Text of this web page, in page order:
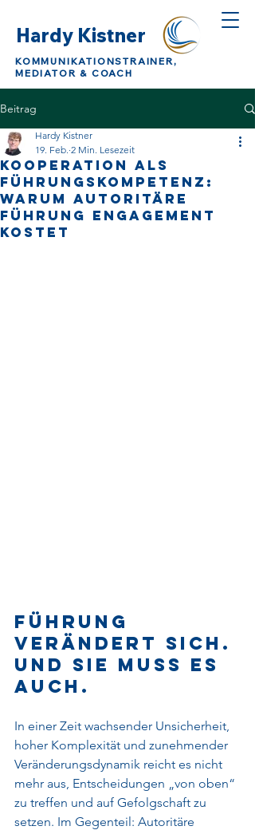
Hardy Kistner
KOMMUNIKATIONSTRAINER,
MEDIATOR & COACH
Beitrag
Kooperation als
Führungskompetenz:
Warum autoritäre
Führung Engagement
kostet
Hardy Kistner
19. Feb. 2 Min. Lesezeit
Führung
verändert sich.
Und sie muss es
auch.
In einer Zeit wachsender Unsicherheit,
hoher Komplexität und zunehmender
Veränderungsdynamik reicht es nicht
mehr aus, Entscheidungen „von oben“
zu treffen und auf Gefolgschaft zu
setzen. Im Gegenteil: Autoritäre